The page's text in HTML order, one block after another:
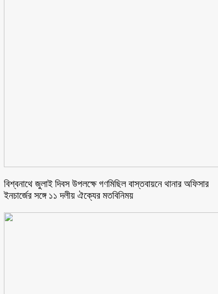
বিশ্বনাথে জুলাই দিবস উপলক্ষে গণমিছিল বাস্তবায়নে থানার অফিসার
ইনচার্জের সঙ্গে ১১ দলীয় ঐক্যের মতবিনিময়